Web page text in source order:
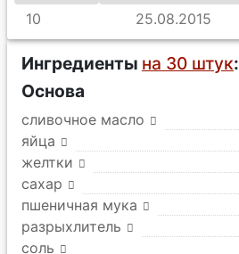
10
25.08.2015
Ингредиенты на 30 штук:
Основа
сливочное масло
яйца
желтки
сахар
пшеничная мука
разрыхлитель
соль